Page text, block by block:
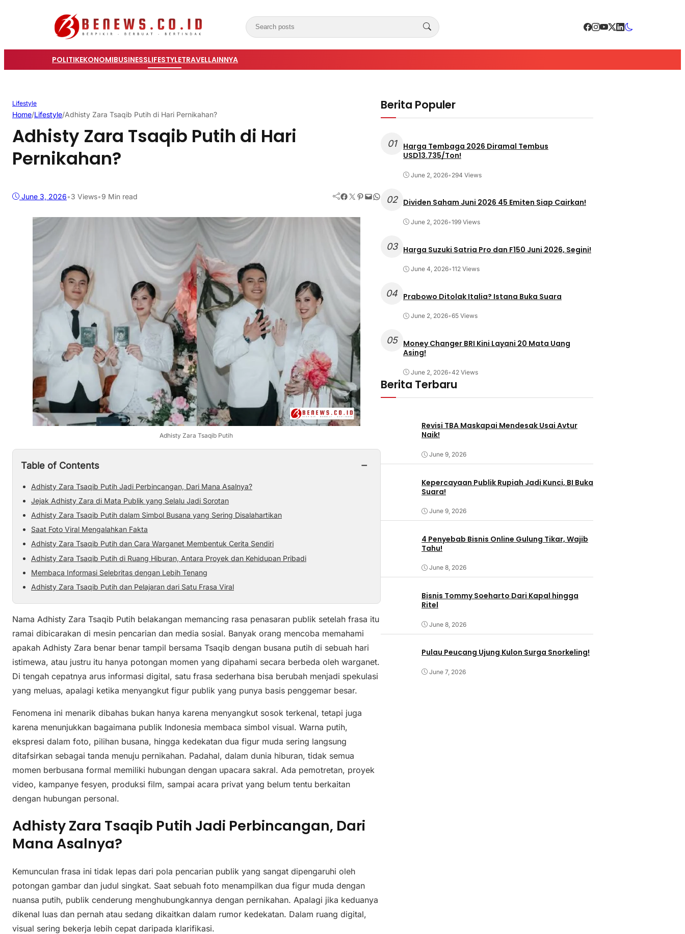
POLITIKEKONOMIBUSINESSLIFESTYLETRAVELLAINNYA
Lifestyle
Home/Lifestyle/Adhisty Zara Tsaqib Putih di Hari Pernikahan?
Adhisty Zara Tsaqib Putih di Hari
Pernikahan?
June 3, 2026•3 Views•9 Min read Facebook Twitter Pinterest Mail WhatsApp
Adhisty Zara Tsaqib Putih
Table of Contents −
Adhisty Zara Tsaqib Putih Jadi Perbincangan, Dari Mana Asalnya?
Jejak Adhisty Zara di Mata Publik yang Selalu Jadi Sorotan
Adhisty Zara Tsaqib Putih dalam Simbol Busana yang Sering Disalahartikan
Saat Foto Viral Mengalahkan Fakta
Adhisty Zara Tsaqib Putih dan Cara Warganet Membentuk Cerita Sendiri
Adhisty Zara Tsaqib Putih di Ruang Hiburan, Antara Proyek dan Kehidupan Pribadi
Membaca Informasi Selebritas dengan Lebih Tenang
Adhisty Zara Tsaqib Putih dan Pelajaran dari Satu Frasa Viral
Nama Adhisty Zara Tsaqib Putih belakangan memancing rasa penasaran publik setelah frasa itu
ramai dibicarakan di mesin pencarian dan media sosial. Banyak orang mencoba memahami
apakah Adhisty Zara benar benar tampil bersama Tsaqib dengan busana putih di sebuah hari
istimewa, atau justru itu hanya potongan momen yang dipahami secara berbeda oleh warganet.
Di tengah cepatnya arus informasi digital, satu frasa sederhana bisa berubah menjadi spekulasi
yang meluas, apalagi ketika menyangkut figur publik yang punya basis penggemar besar.
Fenomena ini menarik dibahas bukan hanya karena menyangkut sosok terkenal, tetapi juga
karena menunjukkan bagaimana publik Indonesia membaca simbol visual. Warna putih,
ekspresi dalam foto, pilihan busana, hingga kedekatan dua figur muda sering langsung
ditafsirkan sebagai tanda menuju pernikahan. Padahal, dalam dunia hiburan, tidak semua
momen berbusana formal memiliki hubungan dengan upacara sakral. Ada pemotretan, proyek
video, kampanye fesyen, produksi film, sampai acara privat yang belum tentu berkaitan
dengan hubungan personal.
Adhisty Zara Tsaqib Putih Jadi Perbincangan, Dari
Mana Asalnya?
Kemunculan frasa ini tidak lepas dari pola pencarian publik yang sangat dipengaruhi oleh
potongan gambar dan judul singkat. Saat sebuah foto menampilkan dua figur muda dengan
nuansa putih, publik cenderung menghubungkannya dengan pernikahan. Apalagi jika keduanya
dikenal luas dan pernah atau sedang dikaitkan dalam rumor kedekatan. Dalam ruang digital,
visual sering bekerja lebih cepat daripada klarifikasi.
Berita Populer
01
Harga Tembaga 2026 Diramal Tembus
USD13.735/Ton!
June 2, 2026• 294 Views
02 Dividen Saham Juni 2026 45 Emiten Siap Cairkan!
June 2, 2026•199 Views
03 Harga Suzuki Satria Pro dan F150 Juni 2026, Segini!
June 4, 2026•112 Views
04 Prabowo Ditolak Italia? Istana Buka Suara
June 2, 2026•65 Views
05
Money Changer BRI Kini Layani 20 Mata Uang
Asing!
June 2, 2026•42 Views
Berita Terbaru
Revisi TBA Maskapai Mendesak Usai Avtur
Naik!
June 9, 2026
Kepercayaan Publik Rupiah Jadi Kunci, BI Buka
Suara!
June 9, 2026
4 Penyebab Bisnis Online Gulung Tikar, Wajib
Tahu!
June 8, 2026
Bisnis Tommy Soeharto Dari Kapal hingga
Ritel
June 8, 2026
Pulau Peucang Ujung Kulon Surga Snorkeling!
June 7, 2026